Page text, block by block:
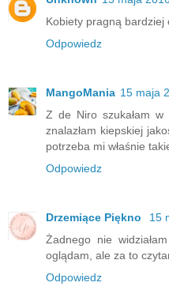
Kobiety pragną bardziej
Odpowiedz
MangoMania 15 maja
Z de Niro szukałam
znalazłam kiepskiej
potrzeba mi właśnie
Odpowiedz
Drzemiące Piękno
15
Żadnego nie
oglądam, ale za to
Odpowiedz